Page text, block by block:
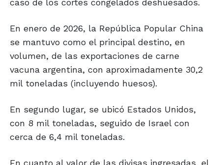
caso de los cortes congelados deshuesados.
En enero de 2026, la República Popular China
se mantuvo como el principal destino, en
volumen, de las exportaciones de carne
vacuna argentina, con aproximadamente 30,2
mil toneladas (incluyendo huesos).
En segundo lugar, se ubicó Estados Unidos,
con 8 mil toneladas, seguido de Israel con
cerca de 6,4 mil toneladas.